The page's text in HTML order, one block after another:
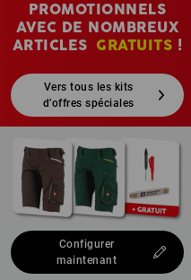
PROMOTIONNELS
AVEC DE NOMBREUX
ARTICLES GRATUITS !
Vers tous les kits
d’offres spéciales
Configurer
maintenant